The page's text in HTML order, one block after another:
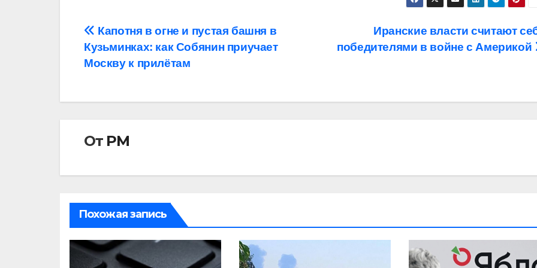
Навигация
по
Иранские власти считают
победителями в войне с Америкой
Капотня в огне и пустая башня в
Кузьминках: как Собянин приучает
Москву к прилётам
От РМ
Похожая запись